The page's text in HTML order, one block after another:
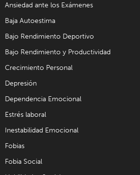
Ansiedad ante los Exámenes
Baja Autoestima
Bajo Rendimiento Deportivo
Bajo Rendimiento y Productividad
Crecimiento Personal
Depresión
Dependencia Emocional
Estrés laboral
Inestabilidad Emocional
Fobias
Fobia Social